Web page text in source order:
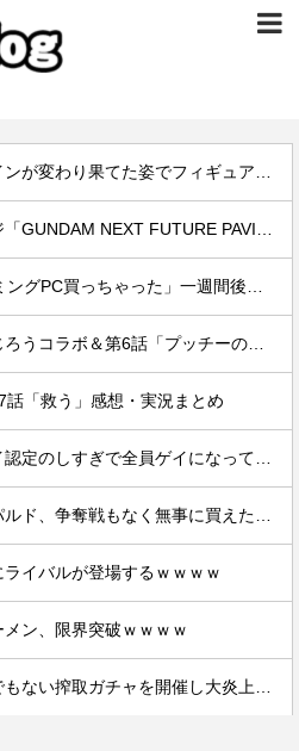
話「救う」感想・実況まとめ
ライバルが登場するｗｗｗｗ
メン、限界突破ｗｗｗｗ